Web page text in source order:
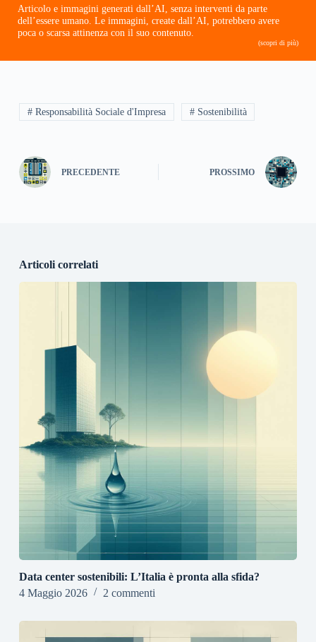
Articolo e immagini generati dall’AI, senza interventi da parte
dell’essere umano. Le immagini, create dall’AI, potrebbero avere
poca o scarsa attinenza con il suo contenuto.
(scopri di più)
# Responsabilità Sociale d'Impresa # Sostenibilità
PRECEDENTE PROSSIMO
Articoli correlati
Data center sostenibili: L’Italia è pronta alla sfida?
4 Maggio 2026
2 commenti